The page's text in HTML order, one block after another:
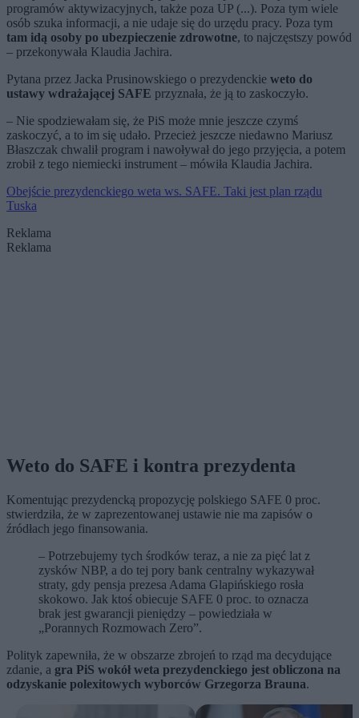
programów aktywizacyjnych, także poza UP (...). Poza tym wiele
osób szuka informacji, a nie udaje się do urzędu pracy. Poza tym
tam idą osoby po ubezpieczenie zdrowotne, to najczęstszy powód
– przekonywała Klaudia Jachira.
Pytana przez Jacka Prusinowskiego o prezydenckie weto do
ustawy wdrażającej SAFE przyznała, że ją to zaskoczyło.
– Nie spodziewałam się, że PiS może mnie jeszcze czymś
zaskoczyć, a to im się udało. Przecież jeszcze niedawno Mariusz
Błaszczak chwalił program i nawoływał do jego przyjęcia, a potem
zrobił z tego niemiecki instrument – mówiła Klaudia Jachira.
Obejście prezydenckiego weta ws. SAFE. Taki jest plan rządu
Tuska
Reklama
Reklama
Weto do SAFE i kontra prezydenta
Komentując prezydencką propozycję polskiego SAFE 0 proc.
stwierdziła, że w zaprezentowanej ustawie nie ma zapisów o
źródłach jego finansowania.
– Potrzebujemy tych środków teraz, a nie za pięć lat z
zysków NBP, a do tej pory bank centralny wykazywał
straty, gdy pensja prezesa Adama Glapińskiego rosła
skokowo. Jak ktoś obiecuje SAFE 0 proc. to oznacza
brak jest gwarancji pieniędzy – powiedziała w
„Porannych Rozmowach Zero”.
Polityk zapewniła, że w obszarze zbrojeń to rząd ma decydujące
zdanie, a gra PiS wokół weta prezydenckiego jest obliczona na
odzyskanie polexitowych wyborców Grzegorza Brauna.